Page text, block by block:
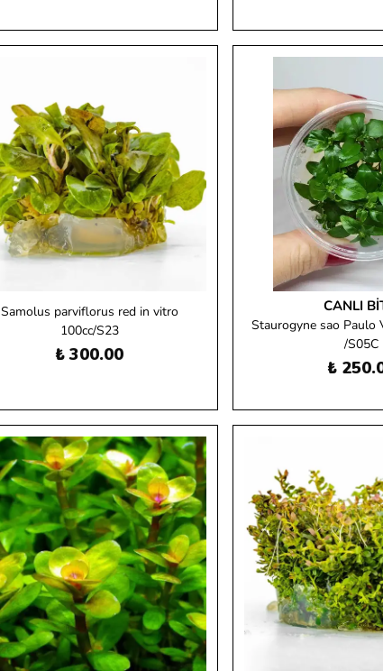
Samolus parviflorus red in vitro
100cc/S23
₺ 300.00
CANLI
Staurogyne sao Paulo
/S05C
₺